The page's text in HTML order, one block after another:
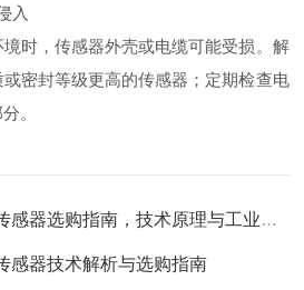
入
，传感器外壳或电缆可能受损。解
密封等级更高的传感器；定期检查电
。
选购指南，技术原理与工业应用解析。
感器技术解析与选购指南